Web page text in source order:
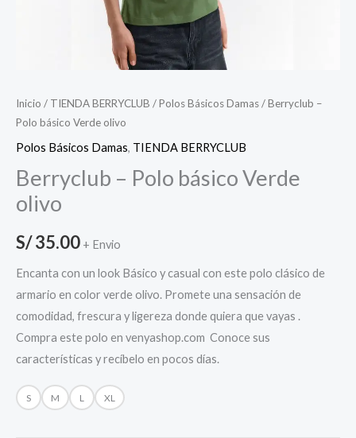
Inicio / TIENDA BERRYCLUB /Polos Básicos Damas/ Berryclub –
Polo básico Verde olivo
Polos Básicos Damas, TIENDA BERRYCLUB
Berryclub – Polo básico Verde
olivo
S/35.00 + Envio
Encanta con un look Básico y casual con este polo clásico de
armario en color verde olivo. Promete una sensación de
comodidad, frescura y ligereza donde quiera que vayas .
Compra este polo en venyashop.com Conoce sus
características y recíbelo en pocos días.
S M L XL